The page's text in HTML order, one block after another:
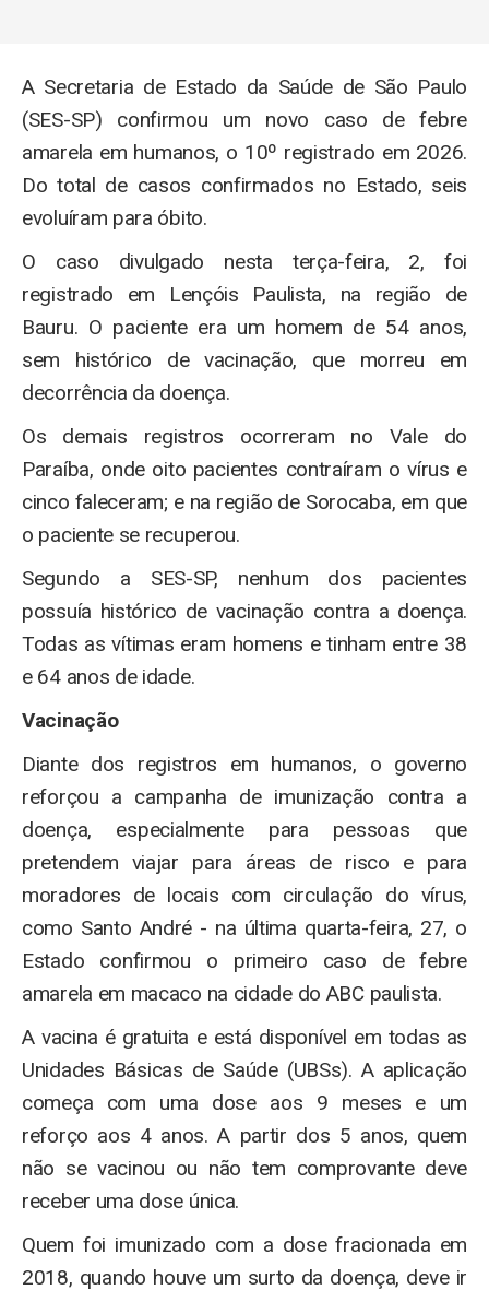
A Secretaria de Estado da Saúde de São Paulo
(SES-SP) confirmou um novo caso de febre
amarela em humanos, o 10º registrado em 2026.
Do total de casos confirmados no Estado, seis
evoluíram para óbito.
O caso divulgado nesta terça-feira, 2, foi
registrado em Lençóis Paulista, na região de
Bauru. O paciente era um homem de 54 anos,
sem histórico de vacinação, que morreu em
decorrência da doença.
Os demais registros ocorreram no Vale do
Paraíba, onde oito pacientes contraíram o vírus e
cinco faleceram; e na região de Sorocaba, em que
o paciente se recuperou.
Segundo a SES-SP, nenhum dos pacientes
possuía histórico de vacinação contra a doença.
Todas as vítimas eram homens e tinham entre 38
e 64 anos de idade.
Vacinação
Diante dos registros em humanos, o governo
reforçou a campanha de imunização contra a
doença, especialmente para pessoas que
pretendem viajar para áreas de risco e para
moradores de locais com circulação do vírus,
como Santo André - na última quarta-feira, 27, o
Estado confirmou o primeiro caso de febre
amarela em macaco na cidade do ABC paulista.
A vacina é gratuita e está disponível em todas as
Unidades Básicas de Saúde (UBSs). A aplicação
começa com uma dose aos 9 meses e um
reforço aos 4 anos. A partir dos 5 anos, quem
não se vacinou ou não tem comprovante deve
receber uma dose única.
Quem foi imunizado com a dose fracionada em
2018, quando houve um surto da doença, deve ir